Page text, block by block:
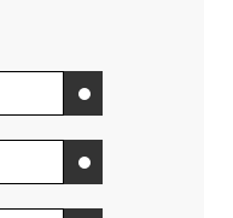
‌
‌